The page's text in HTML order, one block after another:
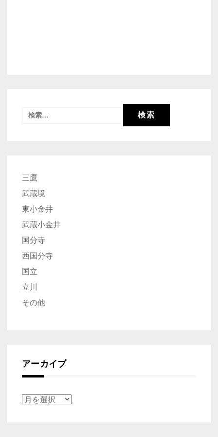
検
三鷹
武蔵境
東小金井
武蔵小金井
国分寺
西国分寺
国立
立川
その他
アーカイブ
ア